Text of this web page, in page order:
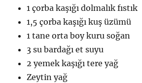
1 çorba kaşığı dolmalık fıstık
1,5 çorba kaşığı kuş üzümü
1 tane orta boy kuru soğan
3 su bardağı et suyu
2 yemek kaşığı tere yağ
Zeytin yağ